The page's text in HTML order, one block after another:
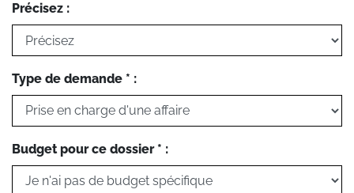
Précisez :
Type de demande * :
Budget pour ce dossier * :